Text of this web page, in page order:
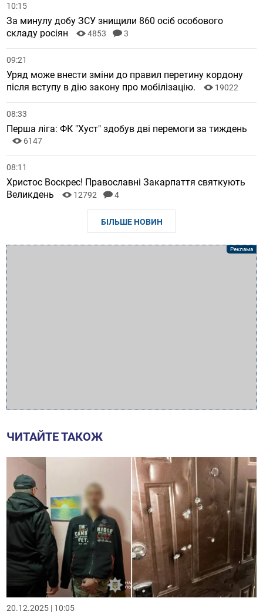
10:15
За минулу добу ЗСУ знищили 860 осіб особового
складу росіян
4853 3
09:21
Уряд може внести зміни до правил перетину кордону
після вступу в дію закону про мобілізацію.
19022
08:33
Перша ліга: ФК "Хуст" здобув дві перемоги за тиждень
6147
08:11
Христос Воскрес! Православні Закарпаття святкують
Великдень
12792 4
БІЛЬШЕ НОВИН
ЧИТАЙТЕ ТАКОЖ
20.12.2025 | 10:05